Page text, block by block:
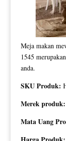
Meja makan
1545
anda.
SKU Produk:
Merek produk:
Mata Uang